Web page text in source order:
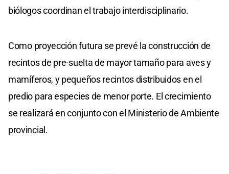
biólogos coordinan el trabajo interdisciplinario.
Como proyección futura se prevé la construcción de
recintos de pre-suelta de mayor tamaño para aves y
mamíferos, y pequeños recintos distribuidos en el
predio para especies de menor porte. El crecimiento
se realizará en conjunto con el Ministerio de Ambiente
provincial.